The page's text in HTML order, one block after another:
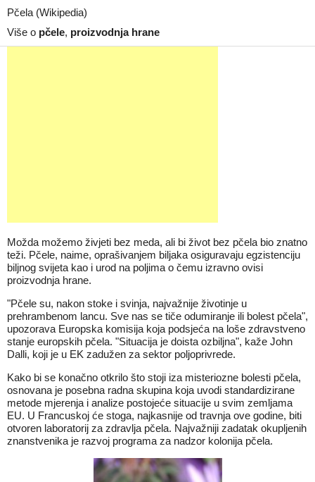
Pčela (Wikipedia)
Više o pčele, proizvodnja hrane
Možda možemo živjeti bez meda, ali bi život bez pčela bio znatno
teži. Pčele, naime, oprašivanjem biljaka osiguravaju egzistenciju
biljnog svijeta kao i urod na poljima o čemu izravno ovisi
proizvodnja hrane.
"Pčele su, nakon stoke i svinja, najvažnije životinje u
prehrambenom lancu. Sve nas se tiče odumiranje ili bolest pčela",
upozorava Europska komisija koja podsjeća na loše zdravstveno
stanje europskih pčela. "Situacija je doista ozbiljna", kaže John
Dalli, koji je u EK zadužen za sektor poljoprivrede.
Kako bi se konačno otkrilo što stoji iza misteriozne bolesti pčela,
osnovana je posebna radna skupina koja uvodi standardizirane
metode mjerenja i analize postojeće situacije u svim zemljama
EU. U Francuskoj će stoga, najkasnije od travnja ove godine, biti
otvoren laboratorij za zdravlja pčela. Najvažniji zadatak okupljenih
znanstvenika je razvoj programa za nadzor kolonija pčela.